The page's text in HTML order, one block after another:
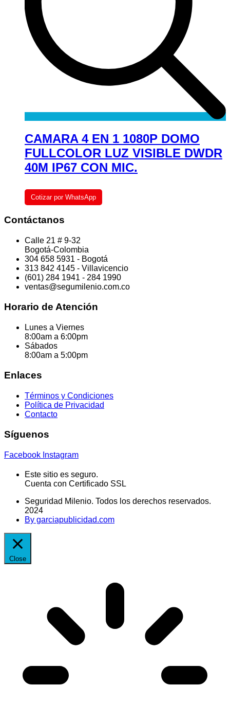
CAMARA 4 EN 1 1080P DOMO
FULLCOLOR LUZ VISIBLE DWDR
40M IP67 CON MIC.
Cotizar por WhatsApp
Contáctanos
Calle 21 # 9-32
Bogotá-Colombia
304 658 5931 - Bogotá
313 842 4145 - Villavicencio
(601) 284 1941 - 284 1990
ventas@segumilenio.com.co
Horario de Atención
Lunes a Viernes
8:00am a 6:00pm
Sábados
8:00am a 5:00pm
Enlaces
Términos y Condiciones
Política de Privacidad
Contacto
Síguenos
Facebook Instagram
Este sitio es seguro.
Cuenta con Certificado SSL
Seguridad Milenio. Todos los derechos reservados.
2024
By garciapublicidad.com
Close